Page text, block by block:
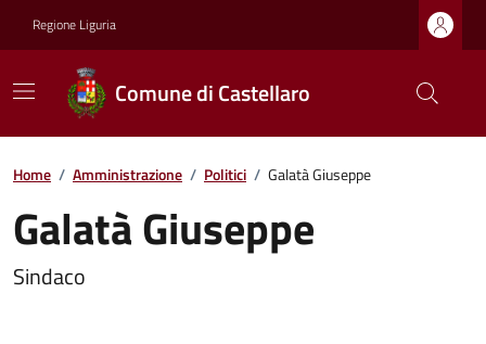
Regione Liguria
Comune di Castellaro
Home / Amministrazione / Politici / Galatà Giuseppe
Galatà Giuseppe
Sindaco